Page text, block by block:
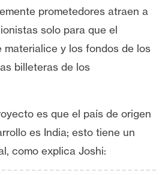
prometedores atraen a
solo para que el
materialice y los fondos de los
billeteras de los
es que el país de origen
es India; esto tiene un
como explica Joshi: